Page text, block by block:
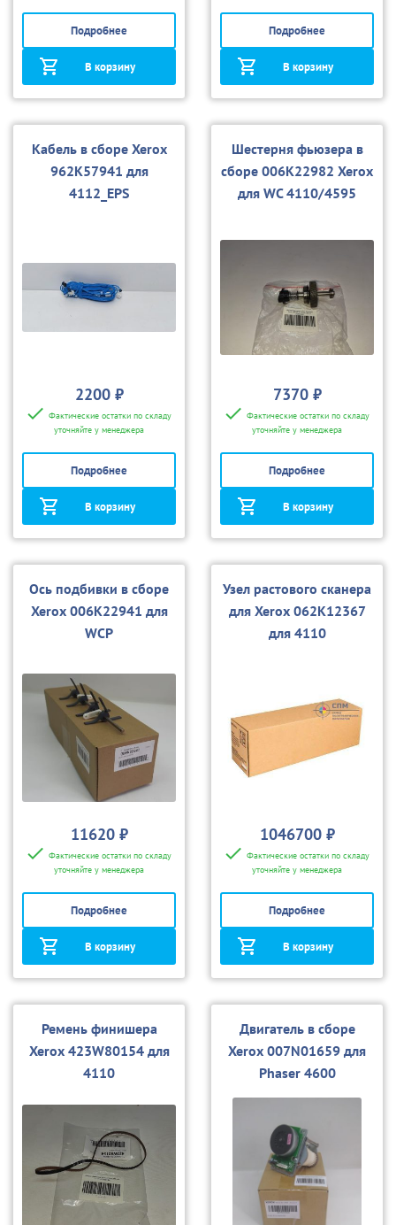
Подробнее
В корзину
Подробнее
В корзину
Кабель в сборе Xerox
962K57941 для
4112_EPS
2200 ₽
Фактические остатки по складу
уточняйте у менеджера
Подробнее
В корзину
Шестерня фьюзера в
сборе 006K22982 Xerox
для WC 4110/4595
7370 ₽
Фактические остатки по складу
уточняйте у менеджера
Подробнее
В корзину
Ось подбивки в сборе
Xerox 006K22941 для
WCP
D95/110/4127/D95/110
11620 ₽
Фактические остатки по складу
уточняйте у менеджера
Подробнее
В корзину
Узел растового сканера
для Xerox 062K12367
для 4110
1046700 ₽
Фактические остатки по складу
уточняйте у менеджера
Подробнее
В корзину
Ремень финишера
Xerox 423W80154 для
4110
Двигатель в сборе
Xerox 007N01659 для
Phaser 4600